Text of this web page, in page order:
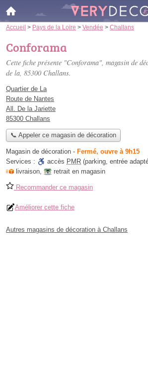
Accueil > Pays de la Loire > Vendée > Challans
Conforama
Cette fiche présente "Conforama", magasin de
de la, 85300 Challans.
Quartier de La
Route de Nantes
All. De la Jariette
85300 Challans
📞 Appeler ce magasin de décoration
Magasin de décoration - Fermé, ouvre à 9h15
Services :
accès PMR (parking, entrée
livraison, retrait en magasin
Recommander ce magasin
Améliorer cette fiche
Autres magasins de décoration à Challans